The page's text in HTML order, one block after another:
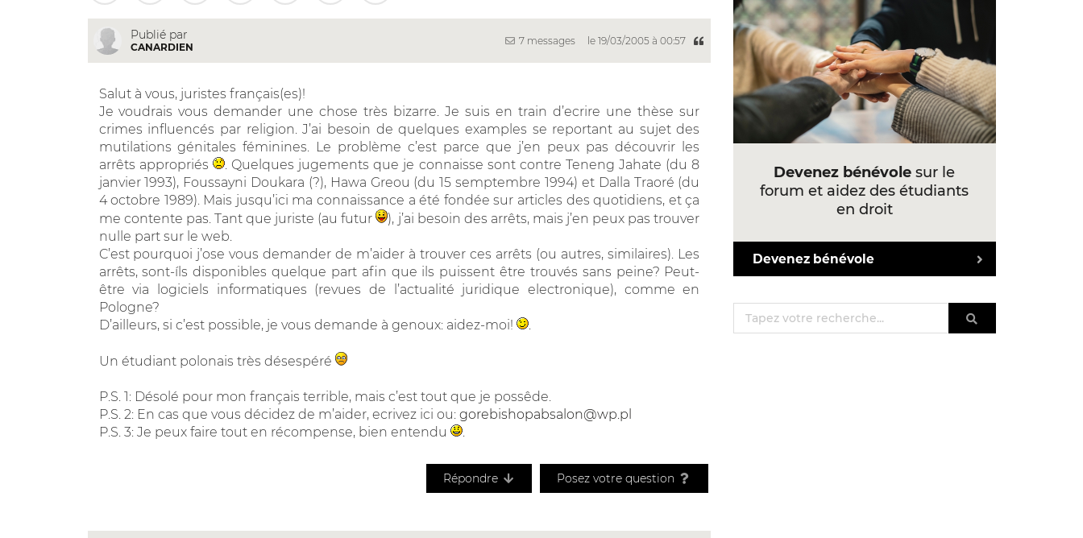
Publié par
CANARDIEN
7 messages le 19/03/2005 à 00:57
Salut à vous, juristes français(es)!
Je voudrais vous demander une chose très bizarre. Je suis en train d’ecrire une thèse sur
crimes influencés par religion. J’ai besoin de quelques examples se reportant au sujet des
mutilations génitales féminines. Le problème c’est parce que j’en peux pas découvrir les
arrêts appropriés
. Quelques jugements que je connaisse sont contre Teneng Jahate (du 8
janvier 1993), Foussayni Doukara (?), Hawa Greou (du 15 semptembre 1994) et Dalla Traoré (du
4 octobre 1989). Mais jusqu’ici ma connaissance a été fondée sur articles des quotidiens, et ça
me contente pas. Tant que juriste (au futur
), j’ai besoin des arrêts, mais j’en peux pas trouver
nulle part sur le web.
C’est pourquoi j’ose vous demander de m’aider à trouver ces arrêts (ou autres, similaires). Les
arrêts, sont-íls disponibles quelque part afin que ils puissent être trouvés sans peine? Peut-
être via logiciels informatiques (revues de l’actualité juridique electronique), comme en
Pologne?
D’ailleurs, si c’est possible, je vous demande à genoux: aidez-moi!
.
Un étudiant polonais très désespéré
P.S. 1: Désolé pour mon français terrible, mais c’est tout que je possêde.
P.S. 2: En cas que vous décidez de m’aider, ecrivez ici ou: gorebishopabsalon@wp.pl
P.S. 3: Je peux faire tout en récompense, bien entendu
.
Répondre Posez votre question
Devenez bénévole sur le
forum et aidez des étudiants
en droit
Devenez bénévole